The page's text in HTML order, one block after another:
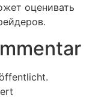
оценивать